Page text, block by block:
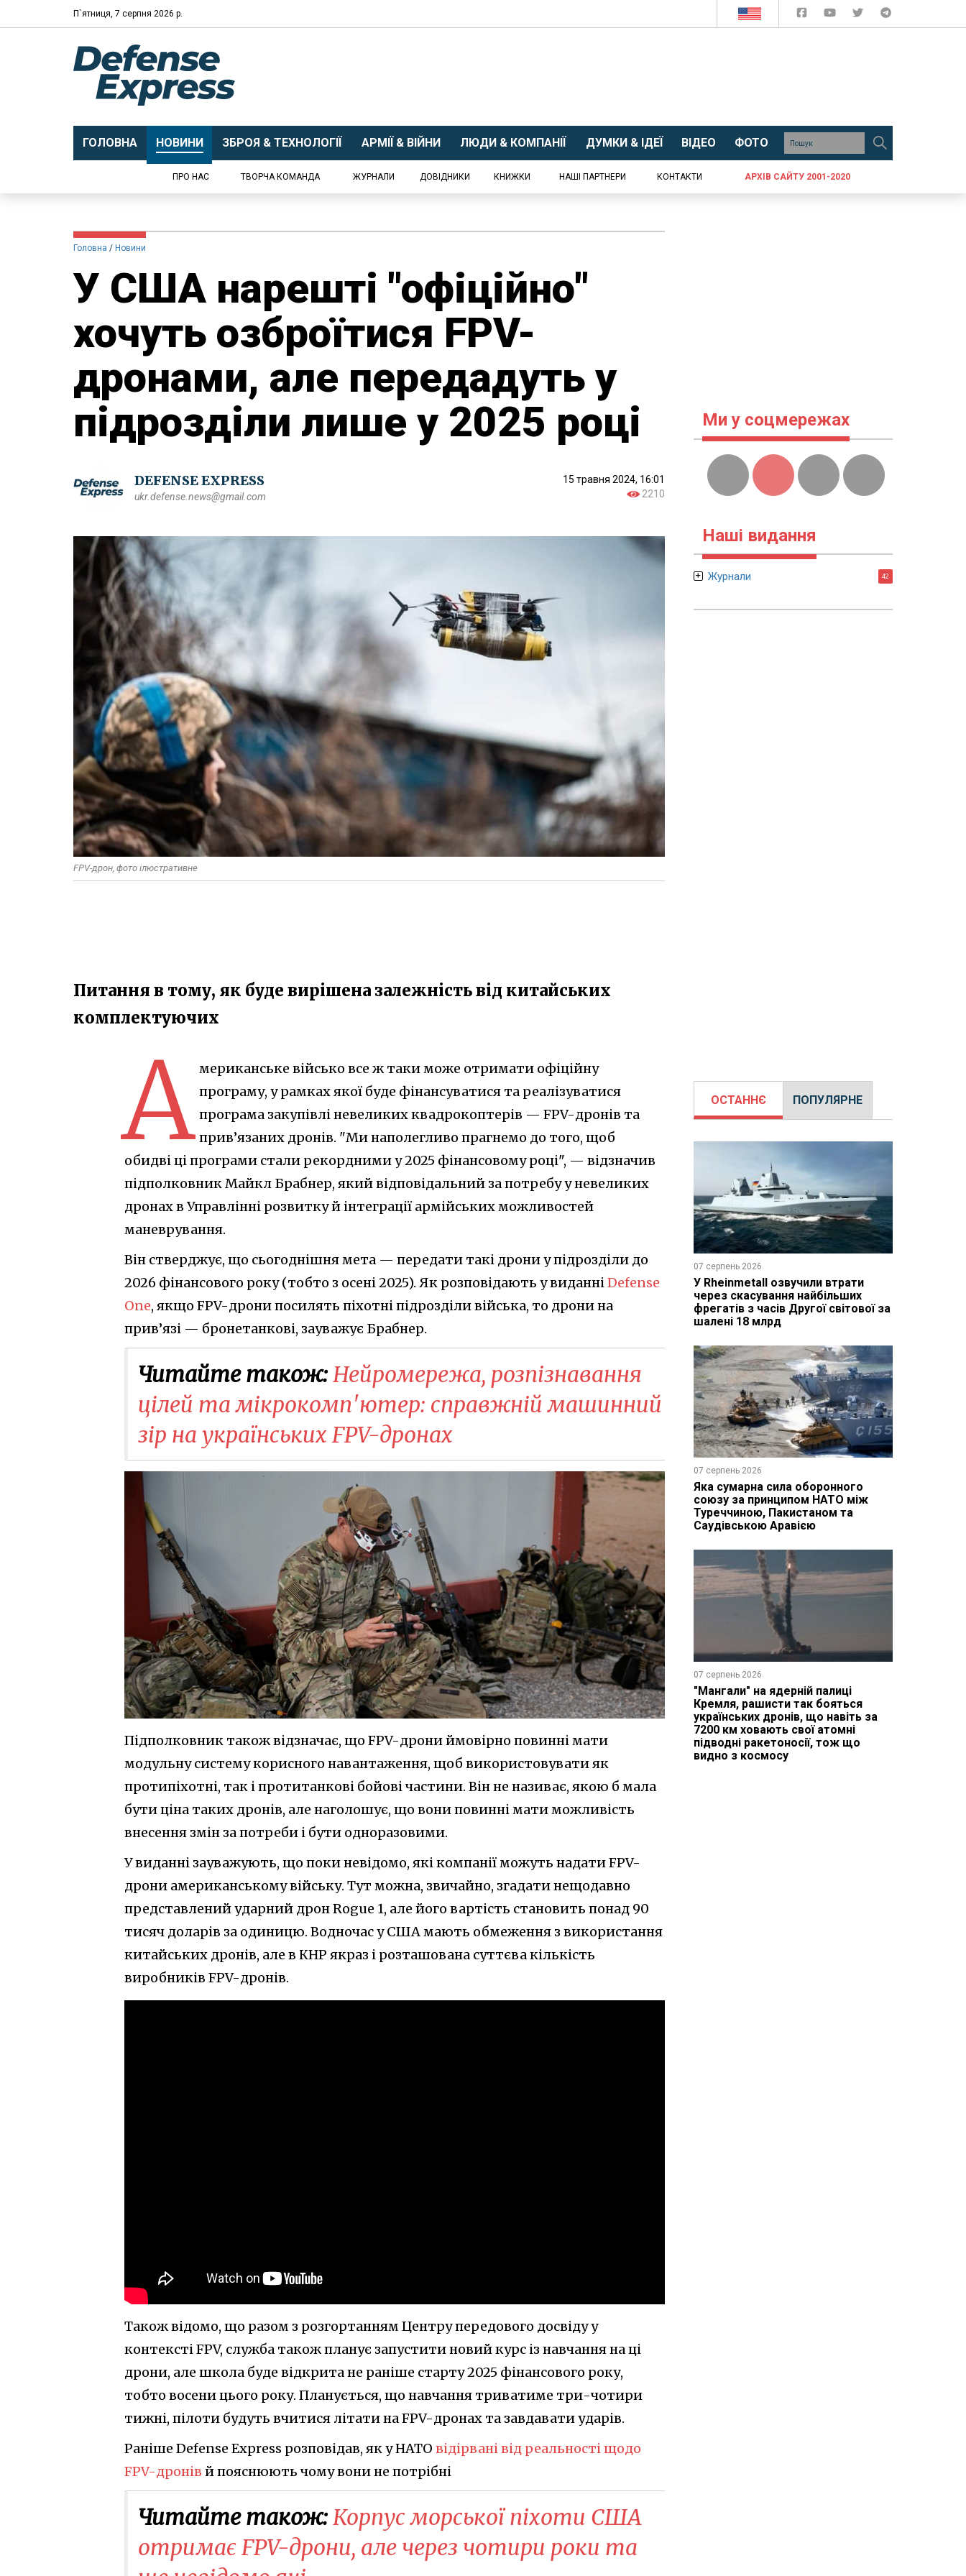
П`ятниця, 7 серпня 2026 р.
ГОЛОВНА НОВИНИ ЗБРОЯ & ТЕХНОЛОГІЇ АРМІЇ & ВІЙНИ ЛЮДИ & КОМПАНІЇ ДУМКИ & ІДЕЇ ВІДЕО ФОТО
ПРО НАС ТВОРЧА КОМАНДА ЖУРНАЛИ ДОВІДНИКИ КНИЖКИ НАШІ ПАРТНЕРИ КОНТАКТИ АРХІВ САЙТУ 2001-2020
Головна Новини
У США нарешті "офіційно"
хочуть озброїтися FPV-
дронами, але передадуть у
підрозділи лише у 2025 році
DEFENSE EXPRESS
ukr.defense.news@gmail.com
15 травня 2024, 16:01
2210
FPV-дрон, фото ілюстративне
Питання в тому, як буде вирішена залежність від китайських
комплектуючих
А мериканське військо все ж таки може отримати офіційну
програму, у рамках якої буде фінансуватися та реалізуватися
програма закупівлі невеликих квадрокоптерів — FPV-дронів та
прив’язаних дронів. "Ми наполегливо прагнемо до того, щоб
обидві ці програми стали рекордними у 2025 фінансовому році", — відзначив
підполковник Майкл Брабнер, який відповідальний за потребу у невеликих
дронах в Управлінні розвитку й інтеграції армійських можливостей
маневрування.
Він стверджує, що сьогоднішня мета — передати такі дрони у підрозділи до
2026 фінансового року (тобто з осені 2025). Як розповідають у виданні Defense
One, якщо FPV-дрони посилять піхотні підрозділи війська, то дрони на
прив’язі — бронетанкові, зауважує Брабнер.
Читайте також:Нейромережа, розпізнавання
цілей та мікрокомп'ютер: справжній машинний
зір на українських FPV-дронах
Підполковник також відзначає, що FPV-дрони ймовірно повинні мати
модульну систему корисного навантаження, щоб використовувати як
протипіхотні, так і протитанкові бойові частини. Він не називає, якою б мала
бути ціна таких дронів, але наголошує, що вони повинні мати можливість
внесення змін за потреби і бути одноразовими.
У виданні зауважують, що поки невідомо, які компанії можуть надати FPV-
дрони американському війську. Тут можна, звичайно, згадати нещодавно
представлений ударний дрон Rogue 1, але його вартість становить понад 90
тисяч доларів за одиницю. Водночас у США мають обмеження з використання
китайських дронів, але в КНР якраз і розташована суттєва кількість
виробників FPV-дронів.
Також відомо, що разом з розгортанням Центру передового досвіду у
контексті FPV, служба також планує запустити новий курс із навчання на ці
дрони, але школа буде відкрита не раніше старту 2025 фінансового року,
тобто восени цього року. Планується, що навчання триватиме три-чотири
тижні, пілоти будуть вчитися літати на FPV-дронах та завдавати ударів.
Раніше Defense Express розповідав, як у НАТО відірвані від реальності щодо
FPV-дронів й пояснюють чому вони не потрібні
Читайте також:Корпус морської піхоти США
отримає FPV-дрони, але через чотири роки та
Ми у соцмережах
Наші видання
Журнали 42
ОСТАННЄ ПОПУЛЯРНЕ
07 серпень 2026
У Rheinmetall озвучили втрати
через скасування найбільших
фрегатів з часів Другої світової за
шалені 18 млрд
07 серпень 2026
Яка сумарна сила оборонного
союзу за принципом НАТО між
Туреччиною, Пакистаном та
Саудівською Аравією
07 серпень 2026
"Мангали" на ядерній палиці
Кремля, рашисти так бояться
українських дронів, що навіть за
7200 км ховають свої атомні
підводні ракетоносії, тож що
видно з космосу